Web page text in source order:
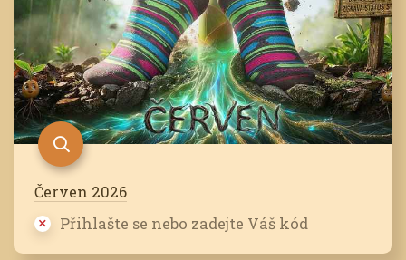
Červen 2026
Přihlašte se nebo zadejte Váš kód